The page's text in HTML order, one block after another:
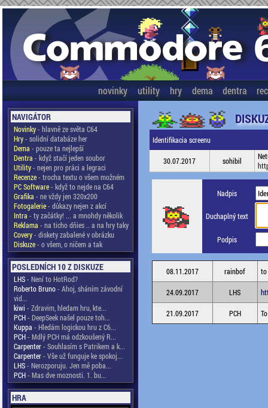
novinky utility hry dema dentra
NAVIGÁTOR
Novinky- hlavně ze světa C64
Hry- solidní databáze her
Dema - pouze ta nejlepší
Dentra - když stačí jeden soubor
Utility- nejen pro práci a legraci
Recenze- trocha textu o všem možném
PC Software- když to nejde na C64
Grafika - ne vždy jen 320x200
Fotogalerie- důkazy nejen z akcí
Intra - ty začátky! ... a mnohdy několik
Reklama - na ticho dňies .. a na hry taky
Covery- diskety zabalené v obrázku
Diskuze- o všem, o ničem a tak
POSLEDNÍCH 10 Z DISKUZE
LHS- Není to HotRod?
Roberto Bruno- Ahoj, sháním závodní
vid...
kiwi - Zdravim, hledam hru, kte...
PCH- DeepSeek našel pouze toh...
Kuppa - Hledám logickou hru z C6...
PCH- Mdlý PCH má odzkoušený R...
Carpenter- Souhlasím s Patrikem a k...
Carpenter- Vše už funguje ke spokoj...
LHS- Nerozporuju. Jen mě poba...
PCH- Mas dve moznosti. 1. bu...
HRA
Identifikacia screenu
30.07.2017 sohibil
Nadpis
Duchaplný text
Podpis
08.11.2017 rainbof to
24.09.2017 LHS
21.09.2017 PCH